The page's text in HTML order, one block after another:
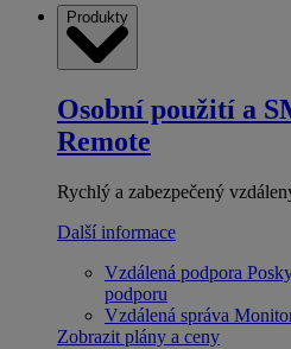
Produkty
Osobní použití a
Remote
Rychlý a zabezpečený
Další informace
Vzdálená podpora
podporu
Vzdálená správa
Zobrazit plány a ceny